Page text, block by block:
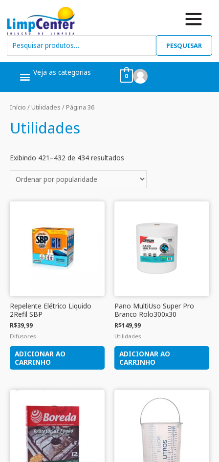
PESQUISAR
Veja as categorias 0
Início / Utilidades / Página 36
Utilidades
Exibindo 421–432 de 434 resultados
Repelente Elétrico Liquido
2Refil SBP
R$39,99
Difusores
ADICIONAR AO
CARRINHO
Pano MultiUso Super Pro
Branco Rolo300x30
R$149,99
Utilidades
ADICIONAR AO
CARRINHO